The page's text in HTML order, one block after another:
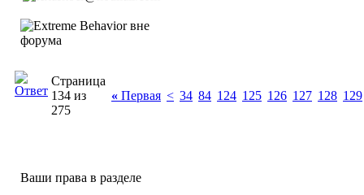
Страница
134 из
275
« Первая < 34 84 124 125 126 127 128 129
Ваши права в разделе